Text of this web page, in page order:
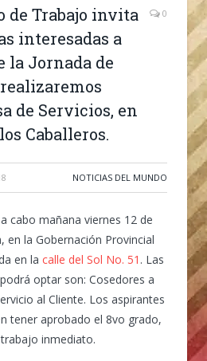
de Trabajo invita
interesadas a
la Jornada de
de Servicios, en
Caballeros.
0
NOTICIAS DEL MUNDO
cabo mañana viernes 12 de
en la Gobernación Provincial
en la calle del Sol No. 51 . Las
optar son: Cosedores a
al Cliente. Los aspirantes
tener aprobado el 8vo grado,
inmediato.